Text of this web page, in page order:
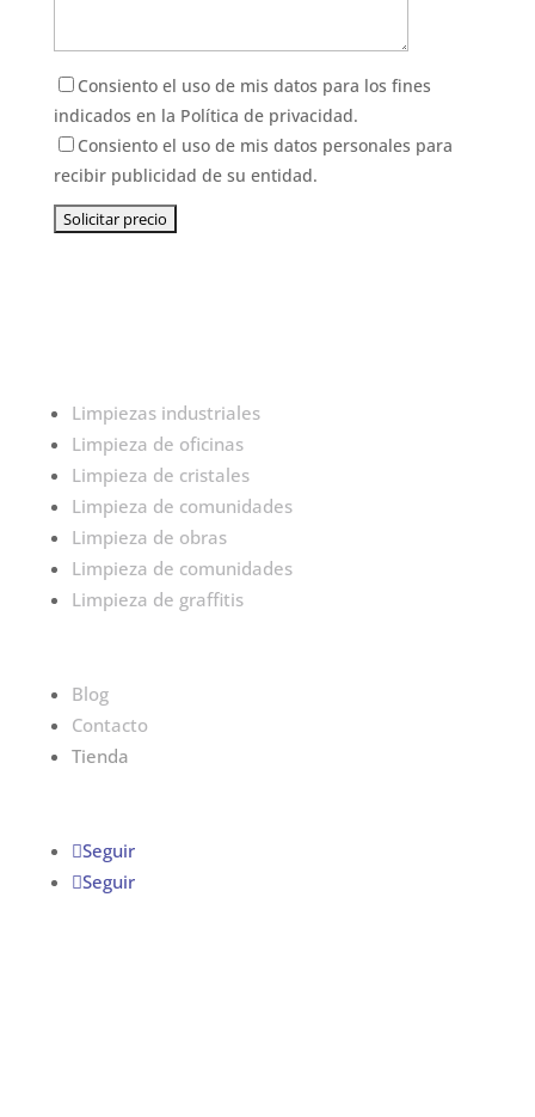
Consiento el uso de mis datos para los fines
indicados en la Política de privacidad.
Consiento el uso de mis datos personales para
recibir publicidad de su entidad.
Limpiezas industriales
Limpieza de oficinas
Limpieza de cristales
Limpieza de comunidades
Limpieza de obras
Limpieza de comunidades
Limpieza de graffitis
Blog
Contacto
Tienda
Seguir
Seguir